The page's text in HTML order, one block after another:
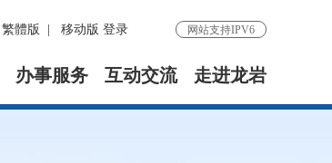
繁體版 移动版 登录 网站支持IPV6
办事服务 互动交流 走进龙岩